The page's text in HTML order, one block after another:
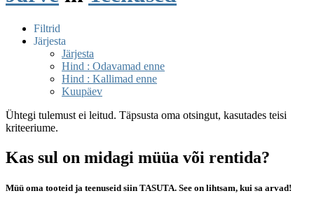
Filtrid
Järjesta
Järjesta
Hind : Odavamad enne
Hind : Kallimad enne
Kuupäev
Ühtegi tulemust ei leitud. Täpsusta oma otsingut, kasutades teisi
kriteeriume.
Kas sul on midagi müüa või rentida?
Müü oma tooteid ja teenuseid siin TASUTA. See on lihtsam, kui sa arvad!